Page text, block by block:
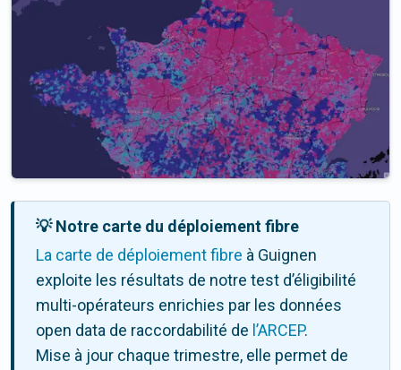
💡 Notre carte du déploiement fibre
La carte de déploiement fibre à Guignen
exploite les résultats de notre test d’éligibilité
multi-opérateurs enrichies par les données
open data de raccordabilité de l’ARCEP.
Mise à jour chaque trimestre, elle permet de